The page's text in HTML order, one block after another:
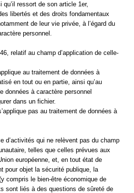
ressort de son article 1er,
libertés et des droits fondamentaux
de leur vie privée, à l’égard du
personnel.
relatif au champ d’application de celle-
au traitement de données à
en tout ou en partie, ainsi qu’au
données à caractère personnel
dans un fichier.
pas au traitement de données à
d’activités qui ne relèvent pas du champ
telles que celles prévues aux
européenne, et, en tout état de
pour objet la sécurité publique, la
compris le bien-être économique de
sont liés à des questions de sûreté de